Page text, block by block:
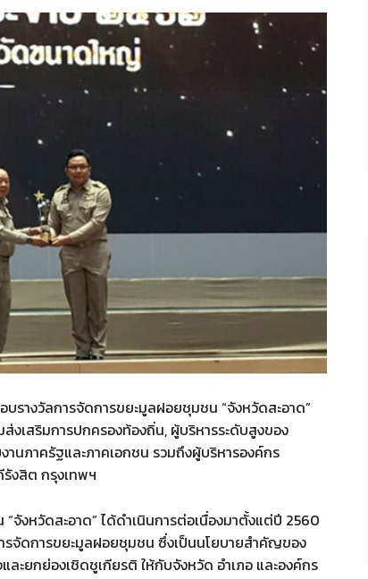
รางวัลการจัดการขยะมูลฝอยชุมชน “จังหวัดสะอาด”
งเสริมการปกครองท้องถิ่น, ผู้บริหารระดับสูงของ
นภาครัฐและภาคเอกชน รวมถึงผู้บริหารองค์กร
งสิต กรุงเทพฯ
จังหวัดสะอาด” ได้ดำเนินการต่อเนื่องมาตั้งแต่ปี 2560
รจัดการขยะมูลฝอยชุมชน ซึ่งเป็นนโยบายสำคัญของ
ะยกย่องเชิดชูเกียรติ ให้กับจังหวัด อำเภอ และองค์กร